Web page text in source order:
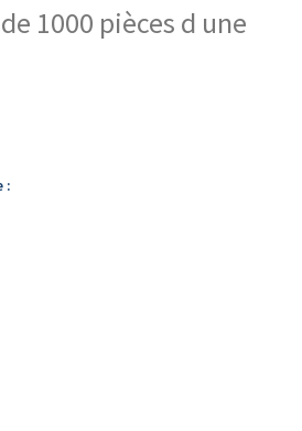
1000 pièces d une
: